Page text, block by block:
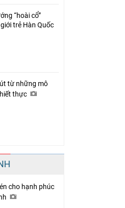
“hoài cổ”
trẻ Hàn Quốc
từ những mô
thực
cho hạnh phúc